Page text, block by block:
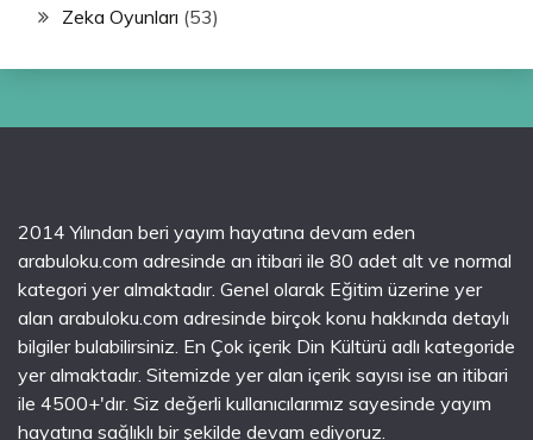
Zeka Oyunları (53)
2014 Yılından beri yayım hayatına devam eden
arabuloku.com adresinde an itibari ile 80 adet alt ve normal
kategori yer almaktadır. Genel olarak Eğitim üzerine yer
alan arabuloku.com adresinde birçok konu hakkında detaylı
bilgiler bulabilirsiniz. En Çok içerik Din Kültürü adlı kategoride
yer almaktadır. Sitemizde yer alan içerik sayısı ise an itibari
ile 4500+'dır. Siz değerli kullanıcılarımız sayesinde yayım
hayatına sağlıklı bir şekilde devam ediyoruz.